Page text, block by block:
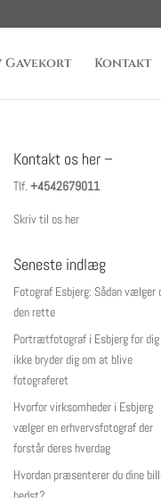
Gavekort Kontakt
Kontakt os her –
Tlf.+4542679011
Skriv til os her
Seneste indlæg
Fotograf Esbjerg: Sådan vælger
den rette
Portrætfotograf i Esbjerg for dig
ikke bryder dig om at blive
fotograferet
Hvorfor virksomheder i Esbjerg
vælger en erhvervsfotograf der
forstår deres hverdag
Hvordan præsenterer du dine